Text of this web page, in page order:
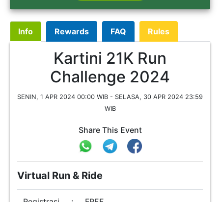
Info Rewards FAQ Rules
Kartini 21K Run
Challenge 2024
SENIN, 1 APR 2024 00:00 WIB - SELASA, 30 APR 2024 23:59
WIB
Share This Event
Virtual Run & Ride